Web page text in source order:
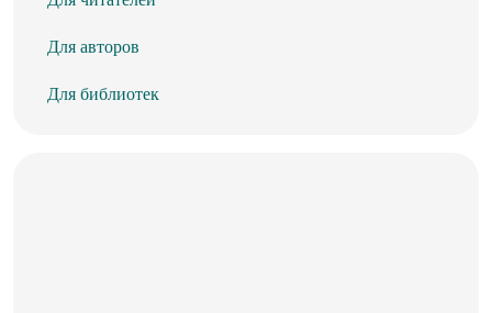
Для авторов
Для библиотек